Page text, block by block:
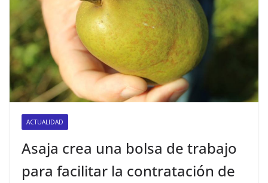
ACTUALIDAD
Asaja crea una bolsa de trabajo
para facilitar la contratación de